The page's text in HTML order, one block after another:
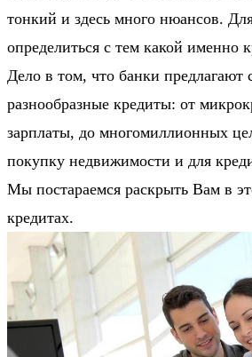
тонкий и здесь много нюансов.
определиться с тем какой именно
Дело в том, что банки предлагают
разнообразные кредиты: от
зарплаты, до многомиллионных
покупку недвижимости и для
Мы постараемся раскрыть Вам в
кредитах.